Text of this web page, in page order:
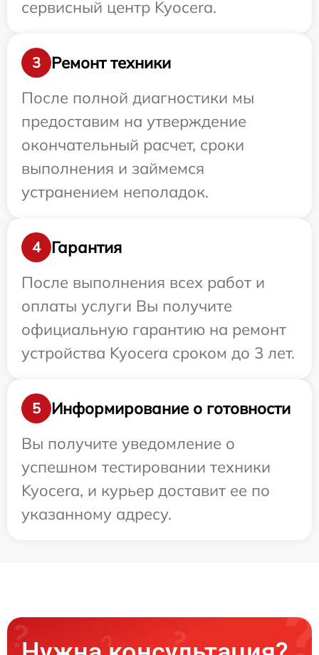
сервисный центр Kyocera.
3
Ремонт техники
После полной диагностики мы
предоставим на утверждение
окончательный расчет, сроки
выполнения и займемся
устранением неполадок.
4
Гарантия
После выполнения всех работ и
оплаты услуги Вы получите
официальную гарантию на ремонт
устройства Kyocera сроком до 3 лет.
5
Информирование о готовности
Вы получите уведомление о
успешном тестировании техники
Kyocera, и курьер доставит ее по
указанному адресу.